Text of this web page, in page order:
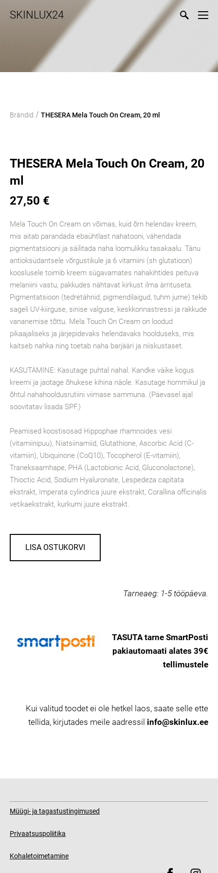
SKINLUX24
Brändid / THESERA Mela Touch On Cream, 20 ml
THESERA Mela Touch On Cream, 20
ml
27,50 €
Mela Touch On Cream on võimas, kuid õrn helendav kreem,
mis aitab parandada ebaühtlast nahatooni, vähendada
pigmentatsiooni ja säilitada naha loomulikku tasakaalu. Tänu
antioksüdantsele võrgustikule ja 6 vitamiini (sh glutatioon)
kooslusele toimib kreem sügavamates nahakihtides peituva
melaniini vastu, pakkudes nähtavat kirkust ilma ärrituseta.
Pigmentatsioon (tedretähnid, pigmendilaigud, tuhm jume) tekib
sageli UV-kiirguse, sinise valguse, keskkonnastressi ja rakkude
vananemise tõttu. Mela Touch On Cream on loodud
pikaajaliseks ja järjepidevaks helendavaks hoolduseks, mis
kaitseb nahka ning toetab naha barjääri ja niiskustaset.
KASUTAMINE: Kasutage puhtal nahal. Kandke väike kogus
kreemi ja jaotage õhukese kihina näole. Kasutage hommikul ja
õhtul nahahooldusrutiini viimase sammuna. (Päevasel ajal
soovitatav lisada SPF.)
Peamised koostisosad Hippophae rhamnoides vesi
(vitamiinipuu), Niatsiinamiid, Glutathione, Ascorbic Acid (C-
vitamiin), Ubiquinone (CoQ10), Tocopherol (E-vitamiin),
Traneksaamhape, PHA (Lactobionic Acid, Gluconolactone),
Thioctic Acid, Sodium Hyaluronate, Lespedeza capitata
ekstrakt, Imperata cylindrica juure ekstrakt, Corallina officinalis
vetikaekstrakt, kurkumi juure ekstrakt.
LISA OSTUKORVI
Tarneaeg: 1-5 tööpäeva.
TASUTA tarne SmartPosti
pakiautomaati alates 39€
tellimustele
Kui valitud toodet ei ole hetkel laos, saate selle ette
tellida, kirjutades meile aadressil info@skinlux.ee
Müügi- ja tagastustingimused
Privaatsuspoliitika
Kohaletoimetamine